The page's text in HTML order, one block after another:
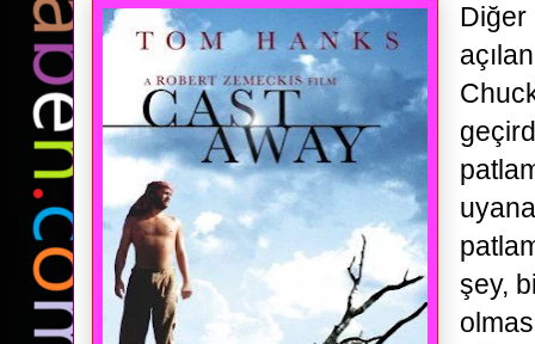
Diğer
şey,